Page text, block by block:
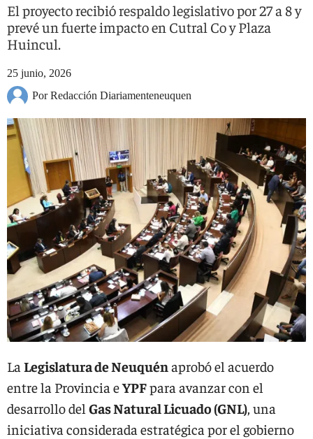
El proyecto recibió respaldo legislativo por 27 a 8 y
prevé un fuerte impacto en Cutral Co y Plaza
Huincul.
25 junio, 2026
Por Redacción Diariamenteneuquen
La Legislatura de Neuquénaprobó el acuerdo
entre la Provincia eYPFpara avanzar con el
desarrollo del Gas Natural Licuado (GNL), una
iniciativa considerada estratégica por el gobierno